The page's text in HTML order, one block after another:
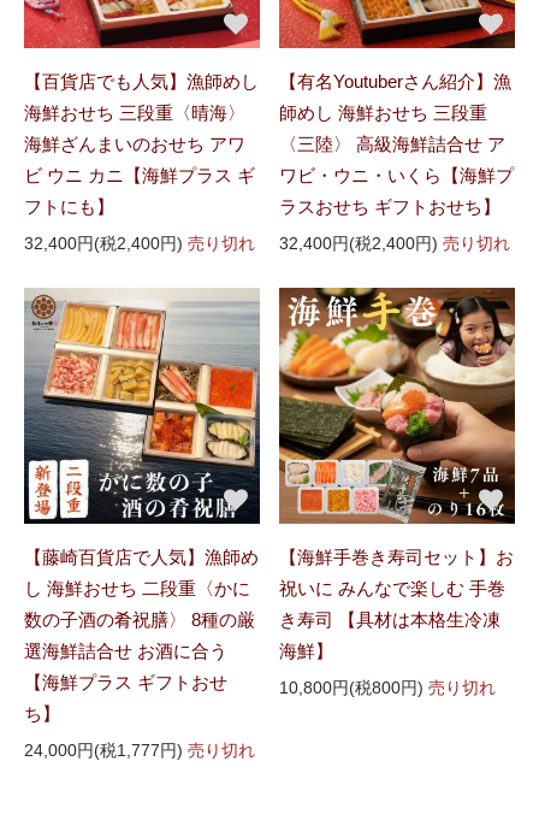
【百貨店でも人気】漁師めし
海鮮おせち 三段重〈晴海〉
海鮮ざんまいのおせち アワ
ビ ウニ カニ【海鮮プラス ギ
フトにも】
32,400円(税2,400円) 売り切れ
【有名Youtuberさん紹介】漁
師めし 海鮮おせち 三段重
〈三陸〉 高級海鮮詰合せ ア
ワビ・ウニ・いくら【海鮮プ
ラスおせち ギフトおせち】
32,400円(税2,400円) 売り切れ
【藤崎百貨店で人気】漁師め
し 海鮮おせち 二段重〈かに
数の子酒の肴祝膳〉 8種の厳
選海鮮詰合せ お酒に合う
【海鮮プラス ギフトおせ
ち】
24,000円(税1,777円) 売り切れ
【海鮮手巻き寿司セット】お
祝いに みんなで楽しむ 手巻
き寿司 【具材は本格生冷凍
海鮮】
10,800円(税800円) 売り切れ